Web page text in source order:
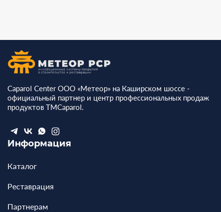
Caparol Center ООО «Метеор» на Каширском шоссе -
официальный партнер и центр профессиональных продаж
продуктов ТМCaparol.
Информация
Каталог
Реставрация
Партнерам